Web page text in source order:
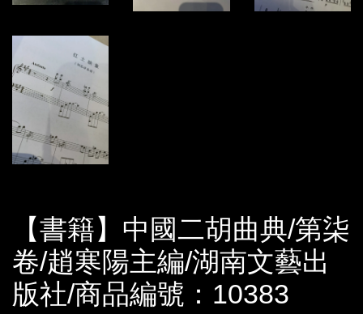
【書籍】中國二胡曲典/第柒
卷/趙寒陽主編/湖南文藝出
版社/商品編號：10383